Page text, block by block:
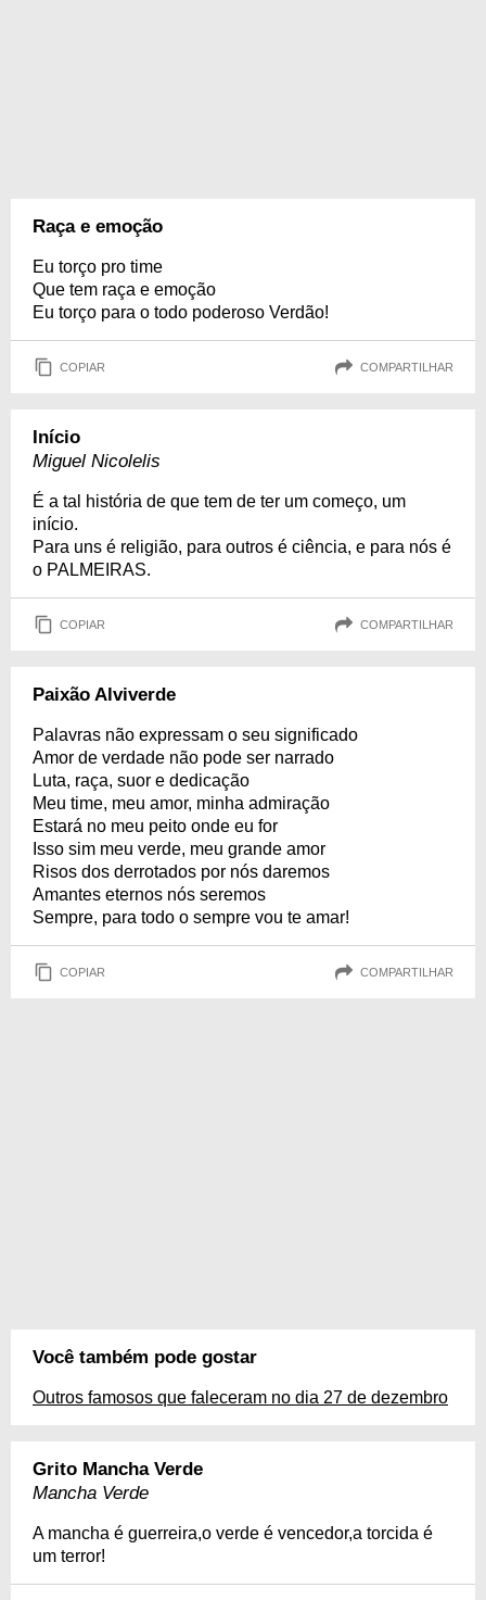
Raça e emoção
Eu torço pro time
Que tem raça e emoção
Eu torço para o todo poderoso Verdão!
COPIAR COMPARTILHAR
Início
Miguel Nicolelis
É a tal história de que tem de ter um começo, um
início.
Para uns é religião, para outros é ciência, e para nós é
o PALMEIRAS.
COPIAR COMPARTILHAR
Paixão Alviverde
Palavras não expressam o seu significado
Amor de verdade não pode ser narrado
Luta, raça, suor e dedicação
Meu time, meu amor, minha admiração
Estará no meu peito onde eu for
Isso sim meu verde, meu grande amor
Risos dos derrotados por nós daremos
Amantes eternos nós seremos
Sempre, para todo o sempre vou te amar!
COPIAR COMPARTILHAR
Você também pode gostar
Outros famosos que faleceram no dia 27 de dezembro
Grito Mancha Verde
Mancha Verde
A mancha é guerreira,o verde é vencedor,a torcida é
um terror!